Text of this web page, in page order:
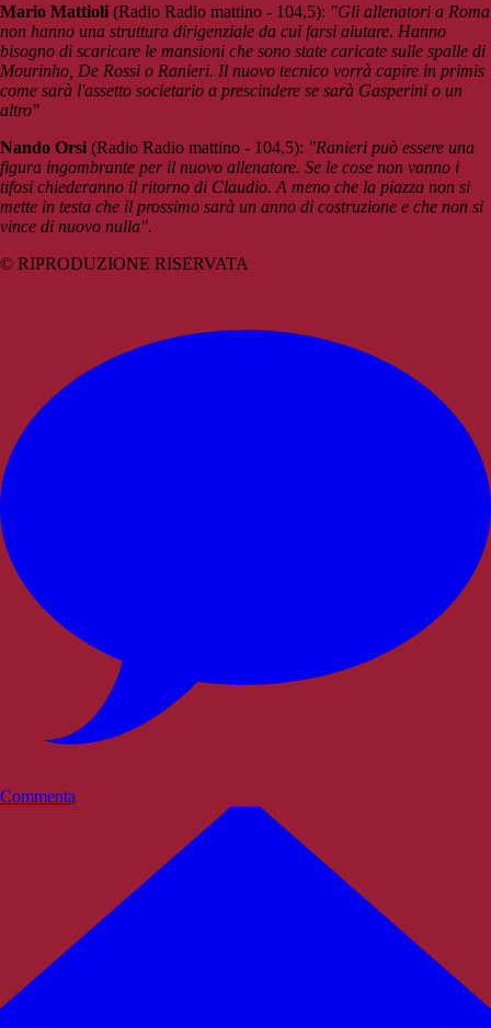
Mario Mattioli (Radio Radio mattino - 104,5): "Gli allenatori a Roma
non hanno una struttura dirigenziale da cui farsi aiutare. Hanno
bisogno di scaricare le mansioni che sono state caricate sulle spalle di
Mourinho, De Rossi o Ranieri. Il nuovo tecnico vorrà capire in primis
come sarà l'assetto societario a prescindere se sarà Gasperini o un
altro"
Nando Orsi (Radio Radio mattino - 104,5): "Ranieri può essere una
figura ingombrante per il nuovo allenatore. Se le cose non vanno i
tifosi chiederanno il ritorno di Claudio. A meno che la piazza non si
mette in testa che il prossimo sarà un anno di costruzione e che non si
vince di nuovo nulla".
© RIPRODUZIONE RISERVATA
Commenta